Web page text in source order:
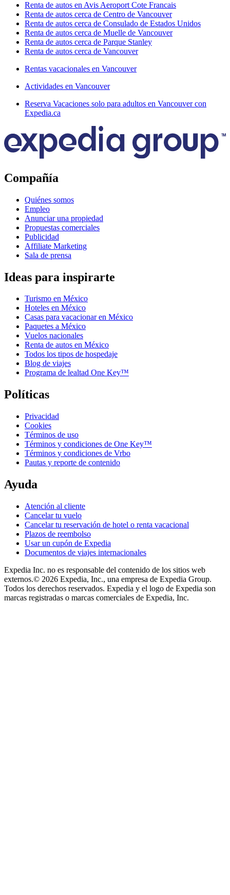
Renta de autos en Avis Aeroport Cote Francais
Renta de autos cerca de Centro de Vancouver
Renta de autos cerca de Consulado de Estados Unidos
Renta de autos cerca de Muelle de Vancouver
Renta de autos cerca de Parque Stanley
Renta de autos cerca de Vancouver
Rentas vacacionales en Vancouver
Actividades en Vancouver
Reserva Vacaciones solo para adultos en Vancouver con
Expedia.ca
Compañía
Quiénes somos
Empleo
Anunciar una propiedad
Propuestas comerciales
Publicidad
Affiliate Marketing
Sala de prensa
Ideas para inspirarte
Turismo en México
Hoteles en México
Casas para vacacionar en México
Paquetes a México
Vuelos nacionales
Renta de autos en México
Todos los tipos de hospedaje
Blog de viajes
Programa de lealtad One Key™
Políticas
Privacidad
Cookies
Términos de uso
Términos y condiciones de One Key™
Términos y condiciones de Vrbo
Pautas y reporte de contenido
Ayuda
Atención al cliente
Cancelar tu vuelo
Cancelar tu reservación de hotel o renta vacacional
Plazos de reembolso
Usar un cupón de Expedia
Documentos de viajes internacionales
Expedia Inc. no es responsable del contenido de los sitios web
externos.© 2026 Expedia, Inc., una empresa de Expedia Group.
Todos los derechos reservados. Expedia y el logo de Expedia son
marcas registradas o marcas comerciales de Expedia, Inc.